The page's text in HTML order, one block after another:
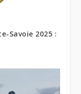
Savoie 2025 :